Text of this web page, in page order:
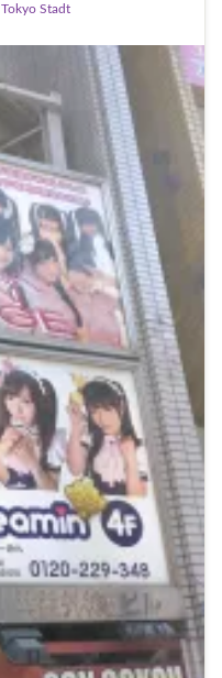
Tokyo Stadt